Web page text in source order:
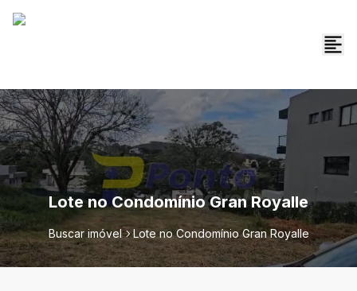
Lote no Condomínio Gran Royalle
Buscar imóvel Lote no Condomínio Gran Royalle